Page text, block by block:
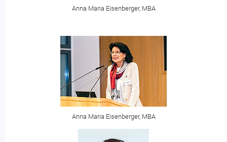
Anna Maria Eisenberger, MBA
Anna Maria Eisenberger, MBA